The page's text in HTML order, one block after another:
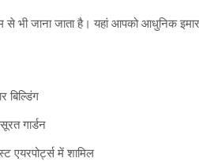
से भी जाना जाता है। यहां आपको आधुनिक
बिल्डिंग
गार्डन
एयरपोर्ट्स में शामिल